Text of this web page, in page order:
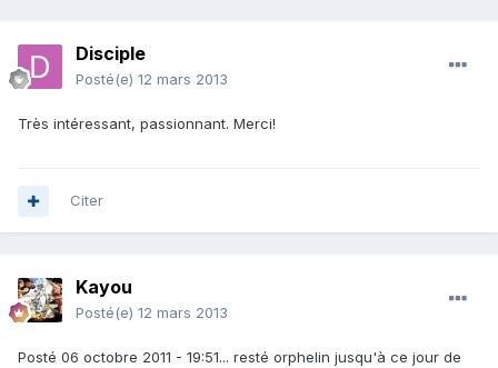
Disciple
Posté(e) 12 mars 2013
Très intéressant, passionnant. Merci!
Citer
Kayou
Posté(e) 12 mars 2013
Posté 06 octobre 2011 - 19:51... resté orphelin jusqu'à ce jour de